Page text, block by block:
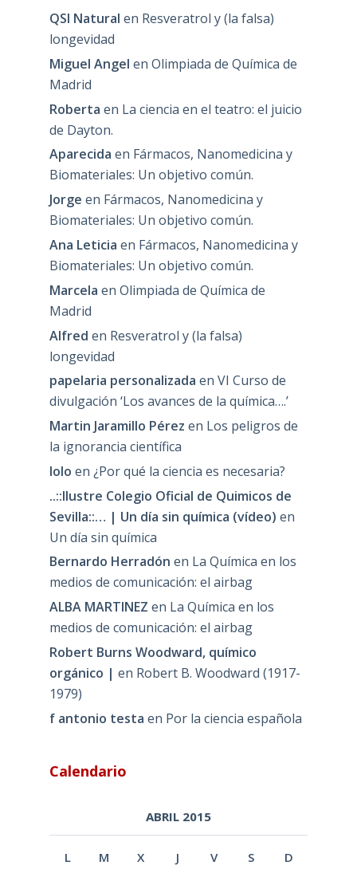
QSI Natural en Resveratrol y (la falsa)
longevidad
Miguel Angel en Olimpiada de Química de
Madrid
Roberta en La ciencia en el teatro: el juicio
de Dayton.
Aparecida en Fármacos, Nanomedicina y
Biomateriales: Un objetivo común.
Jorge en Fármacos, Nanomedicina y
Biomateriales: Un objetivo común.
Ana Leticia en Fármacos, Nanomedicina y
Biomateriales: Un objetivo común.
Marcela en Olimpiada de Química de
Madrid
Alfred en Resveratrol y (la falsa)
longevidad
papelaria personalizada en VI Curso de
divulgación ‘Los avances de la química….’
Martin Jaramillo Pérez en Los peligros de
la ignorancia científica
lolo en ¿Por qué la ciencia es necesaria?
..::Ilustre Colegio Oficial de Quimicos de
Sevilla::… | Un día sin química (vídeo) en
Un día sin química
Bernardo Herradón en La Química en los
medios de comunicación: el airbag
ALBA MARTINEZ en La Química en los
medios de comunicación: el airbag
Robert Burns Woodward, químico
orgánico | en Robert B. Woodward (1917-
1979)
f antonio testa en Por la ciencia española
Calendario
ABRIL 2015
L M X J V S D